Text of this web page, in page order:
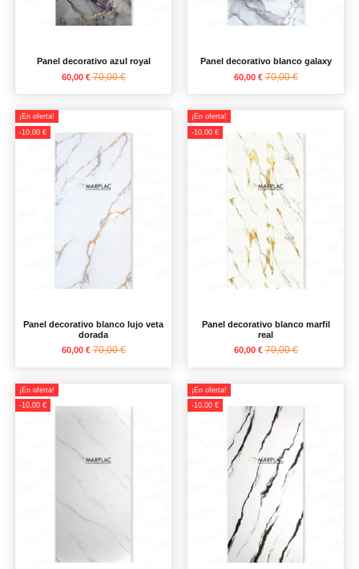
Panel decorativo azul royal
60,00 €70,00 €
Panel decorativo blanco galaxy
60,00 €70,00 €
¡En oferta!
-10,00 €
Panel decorativo blanco lujo veta
dorada
60,00 €70,00 €
¡En oferta!
-10,00 €
Panel decorativo blanco marfil
real
60,00 €70,00 €
¡En oferta!
-10,00 €
¡En oferta!
-10,00 €